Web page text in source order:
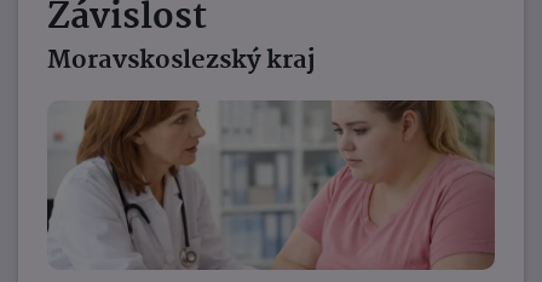
Závislost
Moravskoslezský kraj